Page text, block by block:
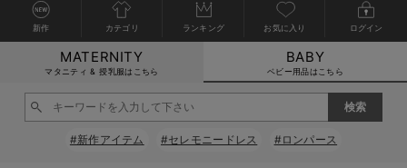
新生児服全て
ベビー服全て
ロンパース・カバーオール
シーズンアイテム全て
ベビー・新生児 寝具全て
ベビーベッド・布団 （ベビー・新生児）
ベビー 雑貨全て
ベビーチェア（ハイローチェア）・ベビーラック
お出かけグッズ全て
ベビー｜季節の特集全て
猛暑からベビーを守るひんやりグッズ
アウトレット全て
【アウトレット】ワンピース
特集全て
抗菌防臭加工
再入荷全て
再入荷｜インナー
戻る
送料無料アイテム全て
ワンピース
戻る
ブラキャミ おまとめ
戻る
【37周年祭セール】
【37周年祭セール】
戻る
気温差別オススメア
【15℃】3月下旬～
戻る
動きやすく着回しで
戻る
強撚スムース(コスパ
戻る
マタニティウェア
【おまとめ割】パジ
戻る
こだわりの履き心地
カジュアル
戻る
ジャケット派
戻る
出産準備応援割全て
マタニティパジャマ
戻る
【オフィスカジュア
戻る
レギンスタイプ
戻る
【フォーマル】ワン
戻る
【ベビー】長袖
戻る
ハンカチ
戻る
快適ウェア10%OFF
戻る
春のマタニティワン
セットアップ・ レイ
戻る
Gift Selection 出産
〜3,000円（税込）
戻る
冬の冷え対策インナ
薄くてあったか
戻る
入院準備の持ち物チ
入院してすぐ使うグ
戻る
冬のあったか特集全て
【冬のあったか特集
新作 カテゴリ ランキング お気に入り ログイン
MATERNITY
マタニティ & 授乳服はこちら
BABY
ベビー用品はこちら
#新作アイテム #セレモニードレス #ロンパース
カートに入れる
閉じる